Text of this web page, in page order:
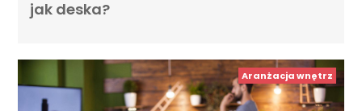
jak deska?
Aranżacja wnętrz